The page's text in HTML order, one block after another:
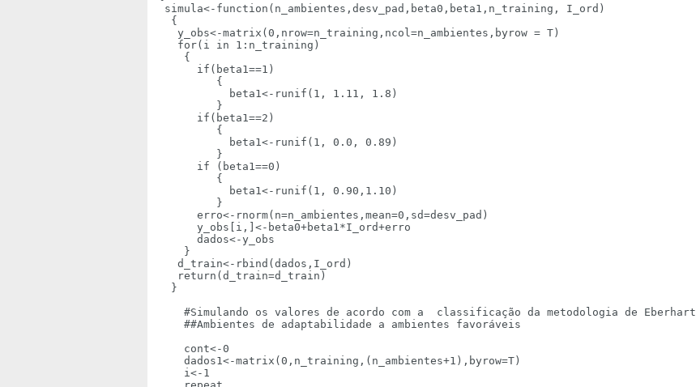
simula<-function(n_ambientes,desv_pad,beta0,beta1,n_training, I_ord)
  {
   y_obs<-matrix(0,nrow=n_training,ncol=n_ambientes,byrow = T)
   for(i in 1:n_training)
    {
      if(beta1==1)
         {
           beta1<-runif(1, 1.11, 1.8)
         }
      if(beta1==2)
         {
           beta1<-runif(1, 0.0, 0.89)
         }
      if (beta1==0)
         {
           beta1<-runif(1, 0.90,1.10)
         }
      erro<-rnorm(n=n_ambientes,mean=0,sd=desv_pad)
      y_obs[i,]<-beta0+beta1*I_ord+erro
      dados<-y_obs
    }
   d_train<-rbind(dados,I_ord)
   return(d_train=d_train)
  }
#Simulando os valores de acordo com a  classificação da metodologia de
    ##Ambientes de adaptabilidade a ambientes favoráveis
    cont<-0
    dados1<-matrix(0,n_training,(n_ambientes+1),byrow=T)
    i<-1